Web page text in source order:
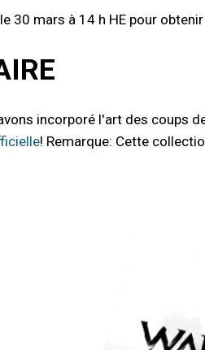
30 mars à 14 h HE pour
incorporé l'art des coups
! Remarque: Cette